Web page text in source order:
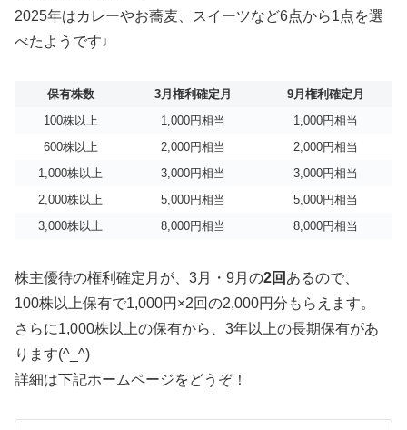
2025年はカレーやお蕎麦、スイーツなど6点から1点を選
べたようです♩
保有株数 3月権利確定月
9月権利確定月
100株以上
1,000円相当
1,000円相当
600株以上
2,000円相当
2,000円相当
1,000株以上
3,000円相当
3,000円相当
2,000株以上
5,000円相当
5,000円相当
3,000株以上
8,000円相当 8,000円相当
株主優待の権利確定月が、3月・9月の2回 あるので、
100株以上保有で1,000円×2回の2,000円分もらえます。
さらに1,000株以上の保有から、3年以上の長期保有があ
ります(^_^)
詳細は下記ホームページをどうぞ！